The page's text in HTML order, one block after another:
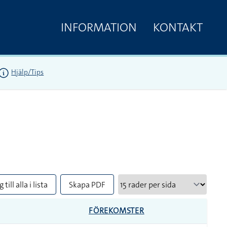
INFORMATION KONTAKT
Hjälp/Tips
till alla i lista Skapa PDF
FÖREKOMSTER